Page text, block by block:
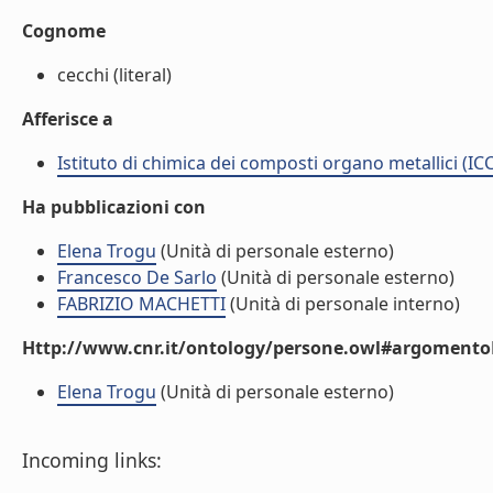
Cognome
cecchi (literal)
Afferisce a
Istituto di chimica dei composti organo metallici
Ha pubblicazioni con
Elena Trogu (Unità di personale esterno)
Francesco De Sarlo (Unità di personale esterno)
FABRIZIO MACHETTI(Unità di personale interno)
Http://www.cnr.it/ontology/
Elena Trogu (Unità di personale esterno)
Incoming links: